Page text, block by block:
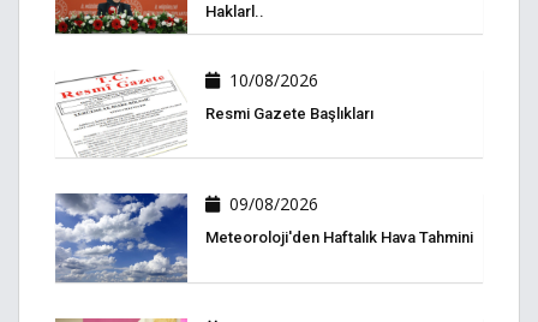
Haklarl..
10/08/2026
Resmi Gazete Başlıkları
09/08/2026
Meteoroloji'den Haftalık Hava Tahmini